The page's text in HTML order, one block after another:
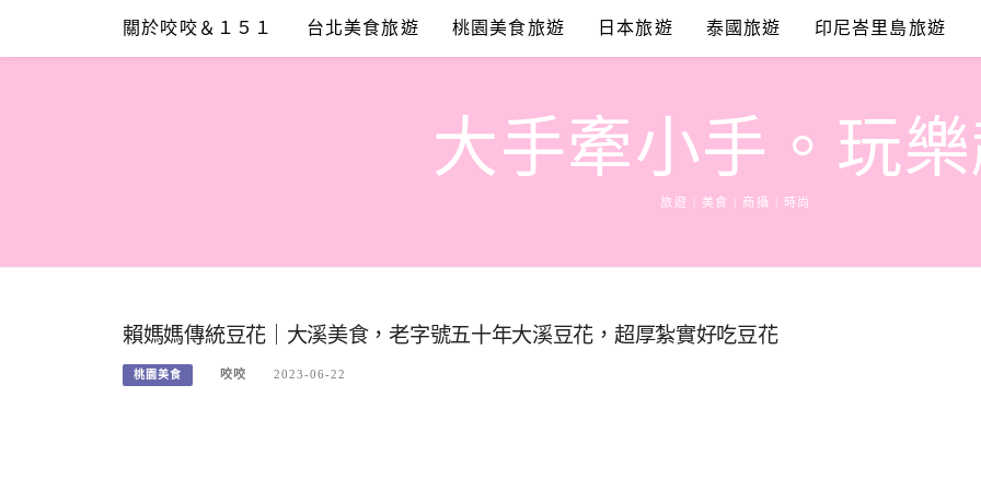
content
關於咬咬＆１５１ 台北美食旅遊 桃園美食旅遊 日本旅遊 泰國旅遊 印尼峇里島旅遊
大手牽小手。玩
旅遊 | 美食 | 商攝 | 時尚
賴媽媽傳統豆花｜大溪美食，老字號五十年大溪豆花，超厚紮實好吃豆花
桃園美食 咬咬 2023-06-22